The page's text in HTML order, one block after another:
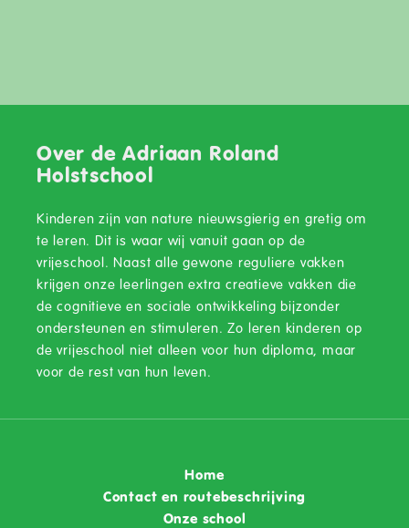
Over de Adriaan Roland
Holstschool
Kinderen zijn van nature nieuwsgierig en gretig om
te leren. Dit is waar wij vanuit gaan op de
vrijeschool. Naast alle gewone reguliere vakken
krijgen onze leerlingen extra creatieve vakken die
de cognitieve en sociale ontwikkeling bijzonder
ondersteunen en stimuleren. Zo leren kinderen op
de vrijeschool niet alleen voor hun diploma, maar
voor de rest van hun leven.
Home
Contact en routebeschrijving
Onze school